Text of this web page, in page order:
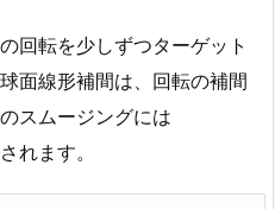
== null) return ; // ターゲッ
向けて必要な新しい角度を計算
からターゲットの角度へと、指定
回転を少しずつターゲット
面線形補間は、回転の補間
スムージングには
れます。